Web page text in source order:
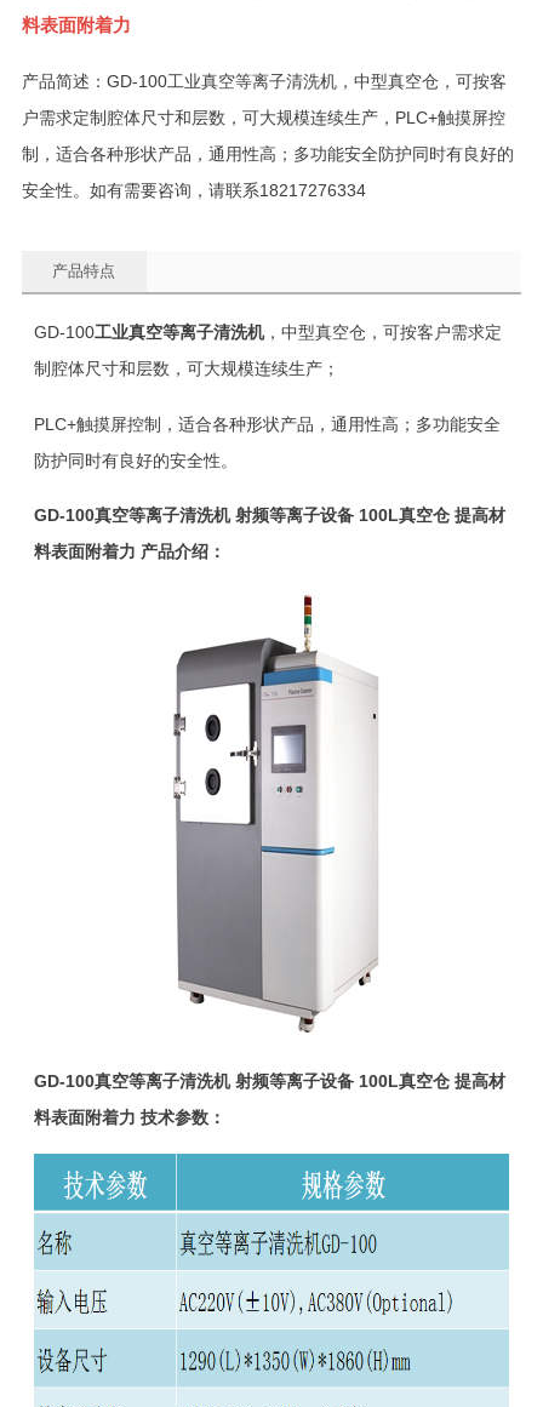
料表面附着力
产品简述：GD-100工业真空等离子清洗机，中型真空仓，可按客
户需求定制腔体尺寸和层数，可大规模连续生产，PLC+触摸屏控
制，适合各种形状产品，通用性高；多功能安全防护同时有良好的
安全性。如有需要咨询，请联系18217276334
产品特点
GD-100工业真空等离子清洗机，中型真空仓，可按客户需求定
制腔体尺寸和层数，可大规模连续生产；
PLC+触摸屏控制，适合各种形状产品，通用性高；多功能安全
防护同时有良好的安全性。
GD-100真空等离子清洗机 射频等离子设备 100L真空仓 提高材
料表面附着力 产品介绍：
GD-100真空等离子清洗机 射频等离子设备 100L真空仓 提高材
料表面附着力 技术参数：